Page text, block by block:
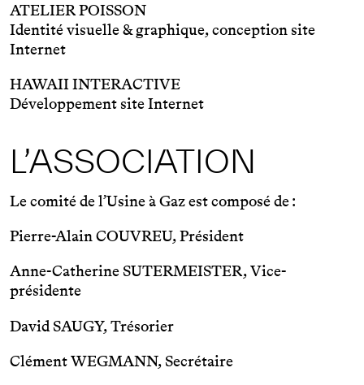
ATELIER POISSON
Identité visuelle & graphique, conception site
Internet
HAWAII INTERACTIVE
Développement site Internet
L’ASSOCIATION
Le comité de l’Usine à Gaz est composé de :
Pierre-Alain COUVREU, Président
Anne-Catherine SUTERMEISTER, Vice-
présidente
David SAUGY, Trésorier
Clément WEGMANN, Secrétaire